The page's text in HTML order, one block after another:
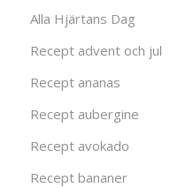
Alla Hjärtans Dag
Recept advent och jul
Recept ananas
Recept aubergine
Recept avokado
Recept bananer